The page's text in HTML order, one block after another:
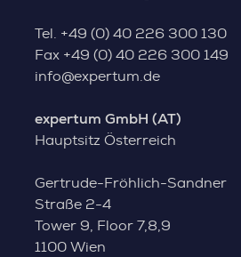
Tel. +49 (0) 40 226 300 130
Fax +49 (0) 40 226 300 149
info@expertum.de
expertum GmbH (AT)
Hauptsitz Österreich
Gertrude-Fröhlich-Sandner
Straße 2-4
Tower 9, Floor 7,8,9
1100 Wien